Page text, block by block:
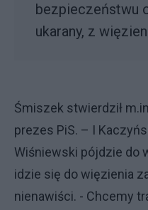
bezpieczeństwu
ukarany, z
Śmiszek stwierdził
prezes PiS. – I
Wiśniewski pójdzie do
idzie się do więzienia
nienawiści. - Chcemy